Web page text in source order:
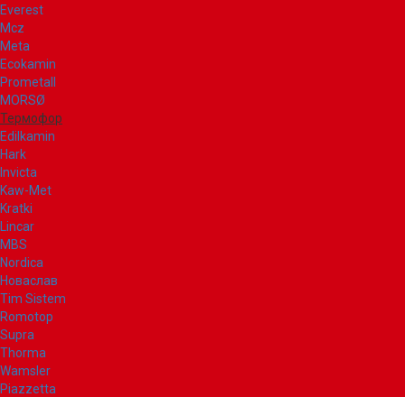
Everest
Mcz
Meta
Ecokamin
Prometall
MORSØ
Термофор
Edilkamin
Hark
Invicta
Kaw-Met
Kratki
Lincar
MBS
Nordica
Новаслав
Tim Sistem
Romotop
Supra
Thorma
Wamsler
Piazzetta